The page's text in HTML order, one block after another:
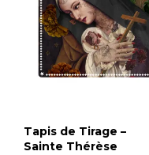
Tapis de Tirage –
Sainte Thérèse